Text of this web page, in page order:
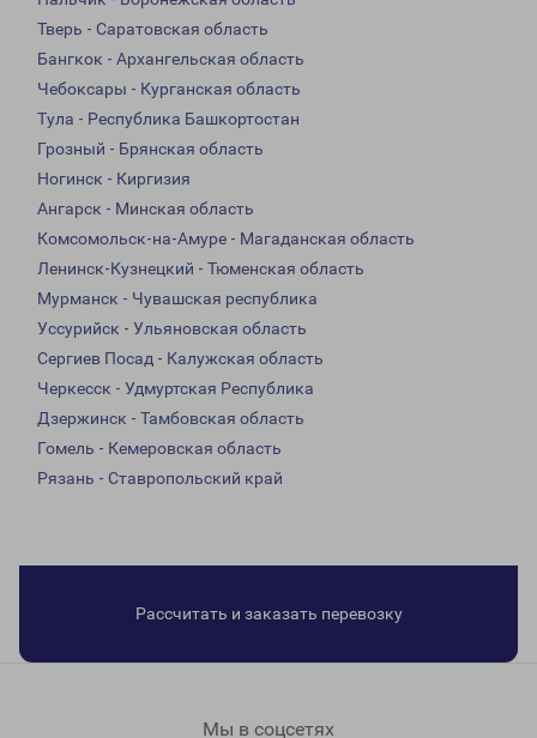
Тверь - Саратовская область
Бангкок - Архангельская область
Чебоксары - Курганская область
Тула - Республика Башкортостан
Грозный - Брянская область
Ногинск - Киргизия
Ангарск - Минская область
Комсомольск-на-Амуре - Магаданская область
Ленинск-Кузнецкий - Тюменская область
Мурманск - Чувашская республика
Уссурийск - Ульяновская область
Сергиев Посад - Калужская область
Черкесск - Удмуртская Республика
Дзержинск - Тамбовская область
Гомель - Кемеровская область
Рязань - Ставропольский край
Рассчитать и заказать перевозку
Мы в соцсетях